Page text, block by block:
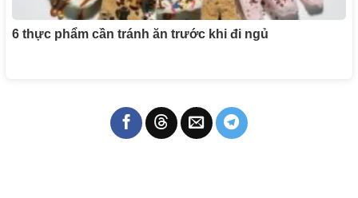
6 thực phẩm cần tránh ăn trước khi đi ngủ